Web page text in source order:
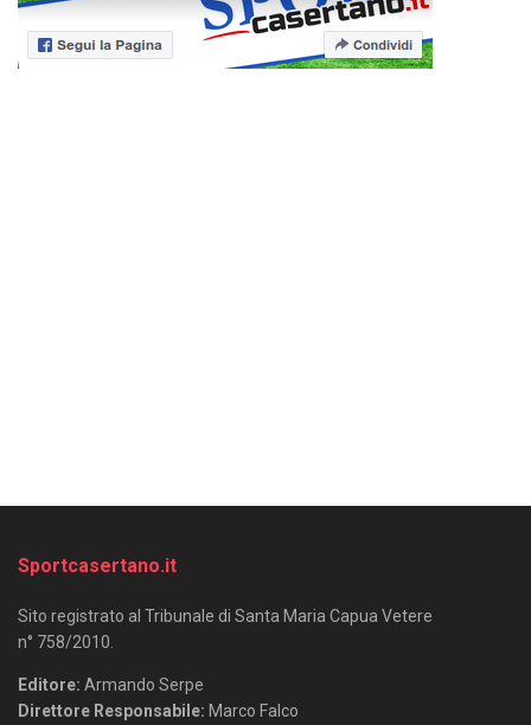
Sportcasertano.it
Sito registrato al Tribunale di Santa Maria Capua Vetere
n° 758/2010.
Editore: Armando Serpe
Direttore Responsabile: Marco Falco